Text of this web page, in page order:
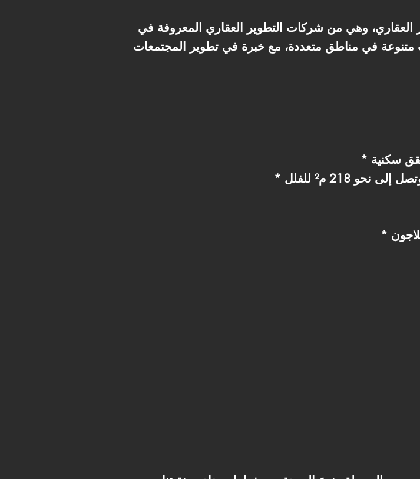
العقاري، وهي من شركات التطوير العقاري المعروفة في
مشروعات متنوعة في مناطق متعددة، مع خبرة في تطوير المجتمعات
سكنية